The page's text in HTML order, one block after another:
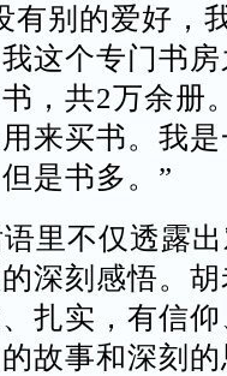
有别的爱好，
这个专门书
，共2万余册
来买书。我
是书多。”
里不仅透露
深刻感悟。
扎实，有信
故事和深刻的